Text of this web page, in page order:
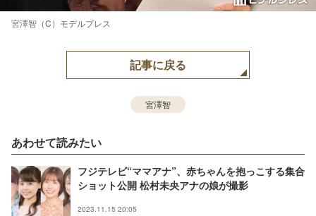
宮澤智（C）モデルプレス
記事に戻る
宮澤智
あわせて読みたい
フジテレビ“ママアナ”、赤ちゃんを抱っこする集合
ショット公開 松村未央アナの娘が撮影
2023.11.15 20:05